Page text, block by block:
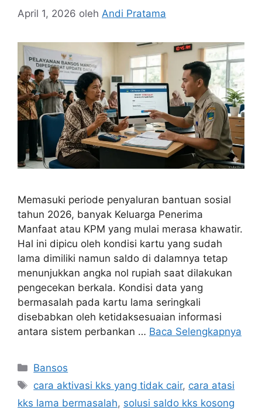
April 1, 2026 oleh Andi Pratama
Memasuki periode penyaluran bantuan sosial
tahun 2026, banyak Keluarga Penerima
Manfaat atau KPM yang mulai merasa khawatir.
Hal ini dipicu oleh kondisi kartu yang sudah
lama dimiliki namun saldo di dalamnya tetap
menunjukkan angka nol rupiah saat dilakukan
pengecekan berkala. Kondisi data yang
bermasalah pada kartu lama seringkali
disebabkan oleh ketidaksesuaian informasi
antara sistem perbankan … Baca Selengkapnya
Kategori
Bansos
Tag
cara aktivasi kks yang tidak cair, cara atasi
kks lama bermasalah, solusi saldo kks kosong